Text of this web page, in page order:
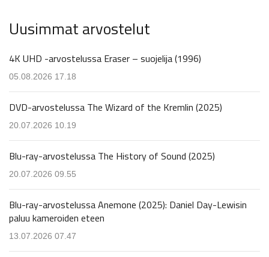
Uusimmat arvostelut
4K UHD -arvostelussa Eraser – suojelija (1996)
05.08.2026 17.18
DVD-arvostelussa The Wizard of the Kremlin (2025)
20.07.2026 10.19
Blu-ray-arvostelussa The History of Sound (2025)
20.07.2026 09.55
Blu-ray-arvostelussa Anemone (2025): Daniel Day-Lewisin
paluu kameroiden eteen
13.07.2026 07.47